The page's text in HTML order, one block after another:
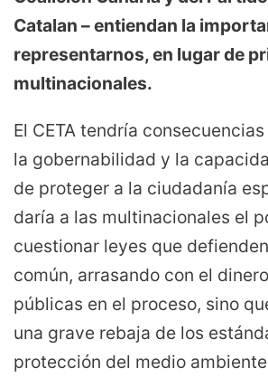
Catalan – entiendan la
representarnos, en lugar de
multinacionales.
El CETA tendría
la gobernabilidad y la
de proteger a la ciudadanía
daría a las multinacionales el
cuestionar leyes que
común, arrasando con el
públicas en el proceso, sino
una grave rebaja de los
protección del medio